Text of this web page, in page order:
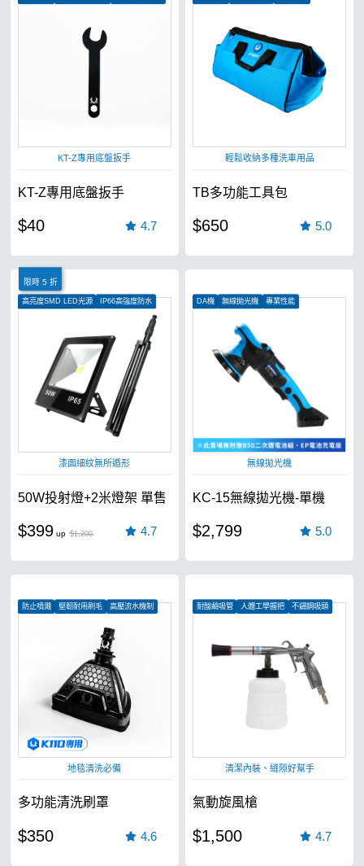
KT-Z專用底盤扳手
KT-Z專用底盤扳手
$40 4.7
輕鬆收納多種洗車用品
TB多功能工具包
$650 5.0
限時 5 折
高亮度SMD LED光源
IP66高強度防水
漆面細紋無所遁形
50W投射燈+2米燈架 單售
$399 $1,200 4.7
DA機 無線拋光機 專業性能
無線拋光機
KC-15無線拋光機-單機
$2,799 5.0
防止噴濺 堅韌耐用刷毛 高壓流水機制
地毯清洗必備
多功能清洗刷罩
$350 4.6
耐酸鹼吸管 人體工學握把 不鏽鋼吸頭
清潔內裝、縫隙好幫手
氣動旋風槍
$1,500 4.7